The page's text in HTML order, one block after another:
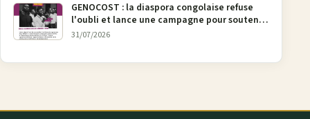
GENOCOST : la diaspora congolaise refuse
l'oubli et lance une campagne pour soutenir
la pétition FONAREV depuis Bruxelles
31/07/2026